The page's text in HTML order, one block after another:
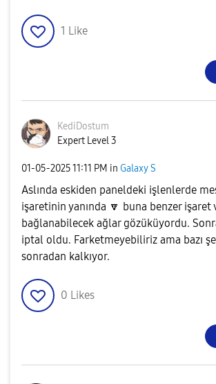
1 Like
KediDostum
Expert Level 3
‎01-05-202511:11 PM in Galaxy S
Aslında eskiden paneldeki işlenlerde
işaretinin yanında 🔽 buna benzer işaret
bağlanabilecek ağlar gözüküyordu.
iptal oldu. Farketmeyebiliriz ama bazı
sonradan kalkıyor.
0 Likes